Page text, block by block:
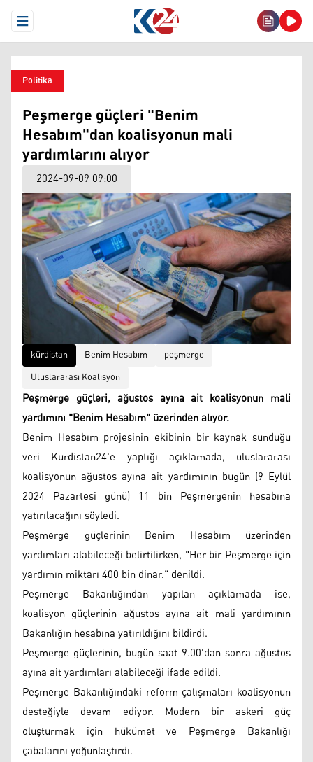
Open Menu
Politika
Peşmerge güçleri "Benim
Hesabım"dan koalisyonun mali
yardımlarını alıyor
2024-09-09 09:00
kürdistan Benim Hesabım
peşmerge
Uluslararası Koalisyon
Peşmerge güçleri, ağustos ayına ait koalisyonun mali
yardımını "Benim Hesabım" üzerinden alıyor.
Benim Hesabım projesinin ekibinin bir kaynak sunduğu
veri Kurdistan24'e yaptığı açıklamada, uluslararası
koalisyonun ağustos ayına ait yardımının bugün (9 Eylül
2024 Pazartesi günü) 11 bin Peşmergenin hesabına
yatırılacağını söyledi.
Peşmerge güçlerinin Benim Hesabım üzerinden
yardımları alabileceği belirtilirken, "Her bir Peşmerge için
yardımın miktarı 400 bin dinar." denildi.
Peşmerge Bakanlığından yapılan açıklamada ise,
koalisyon güçlerinin ağustos ayına ait mali yardımının
Bakanlığın hesabına yatırıldığını bildirdi.
Peşmerge güçlerinin, bugün saat 9.00'dan sonra ağustos
ayına ait yardımları alabileceği ifade edildi.
Peşmerge Bakanlığındaki reform çalışmaları koalisyonun
desteğiyle devam ediyor. Modern bir askeri güç
oluşturmak için hükümet ve Peşmerge Bakanlığı
çabalarını yoğunlaştırdı.